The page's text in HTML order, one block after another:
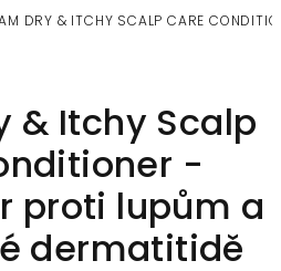
DRY & ITCHY SCALP CARE
& Itchy Scalp
-
proti lupům a
dermatitidě